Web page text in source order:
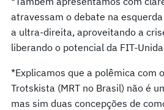
atravessam o debate na
a ultra-direita, aproveitando a
liberando o potencial da FIT-
*Explicamos que a polêmica com
Trotskista (MRT no Brasil) não é
mas sim duas concepções de